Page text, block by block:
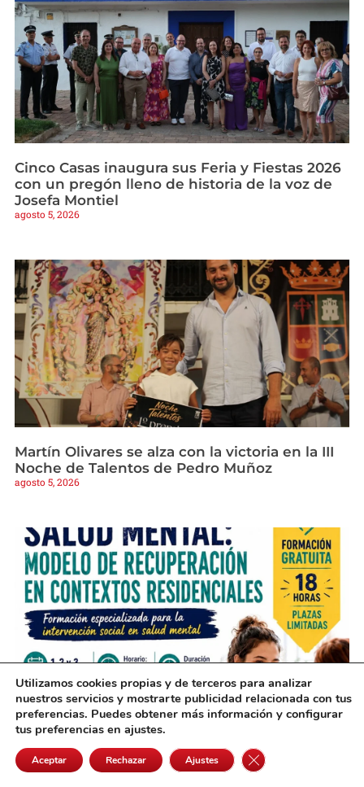
Cinco Casas inaugura sus Feria y Fiestas 2026
con un pregón lleno de historia de la voz de
Josefa Montiel
agosto 5, 2026
Martín Olivares se alza con la victoria en la III
Noche de Talentos de Pedro Muñoz
agosto 5, 2026
Una nueva formación gratuita en Alcázar
preparará a profesionales sobre salud mental
agosto 5, 2026
Utilizamos cookies propias y de terceros para analizar
nuestros servicios y mostrarte publicidad relacionada con tus
preferencias. Puedes obtener más información y configurar
tus preferencias en ajustes.
Aceptar Rechazar Ajustes Cerrar el banner de